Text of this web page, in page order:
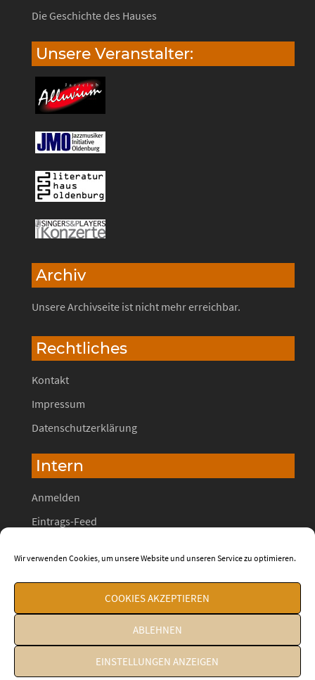
Wir verwenden Cookies, um unsere Website und unseren Service zu optimieren.
COOKIES AKZEPTIEREN
ABLEHNEN
EINSTELLUNGEN ANZEIGEN
Die Geschichte des Hauses
Unsere Veranstalter:
Archiv
Unsere Archivseite ist nicht mehr erreichbar.
Rechtliches
Kontakt
Impressum
Datenschutzerklärung
Intern
Anmelden
Eintrags-Feed